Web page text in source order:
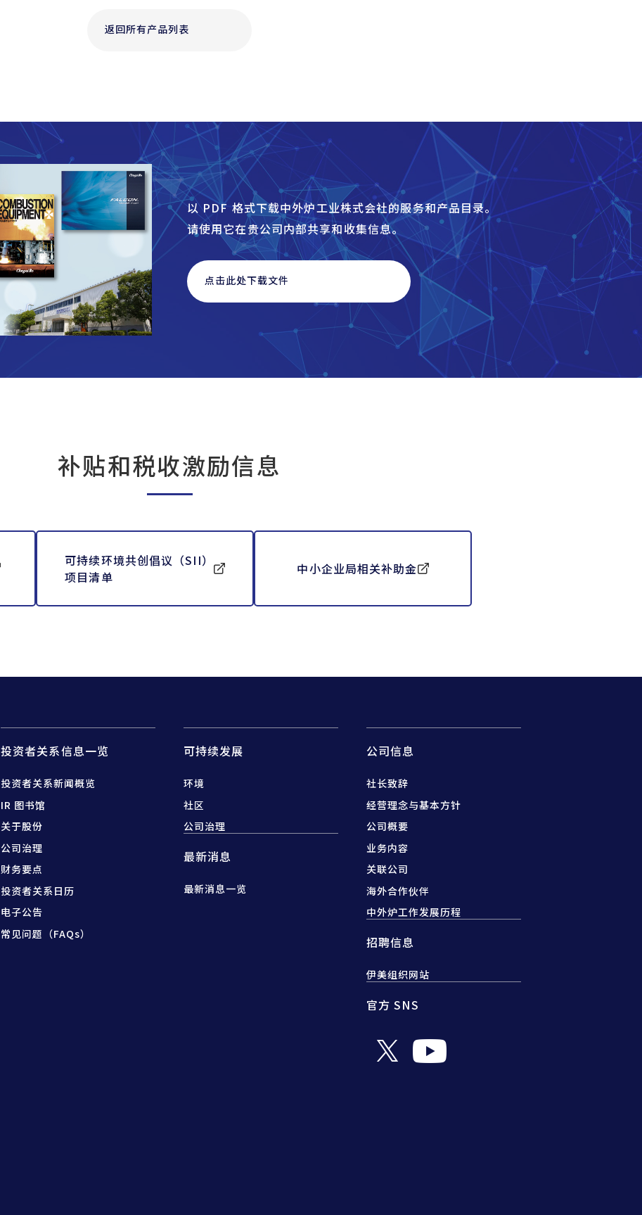
返回所有产品列表
以 PDF 格式下载中外炉工业株式会社的服务和产品目录。
请使用它在贵公司内部共享和收集信息。
点击此处下载文件
补贴和税收激励信息
可持续环境共创倡议（SII）
项目清单
中小企业局相关补助金
投资者关系信息一览
投资者关系新闻概览
IR 图书馆
关于股份
公司治理
财务要点
投资者关系日历
电子公告
常见问题（FAQs）
可持续发展
环境
社区
公司治理
最新消息
最新消息一览
公司信息
社长致辞
经营理念与基本方针
公司概要
业务内容
关联公司
海外合作伙伴
中外炉工作发展历程
招聘信息
伊美组织网站
官方 SNS